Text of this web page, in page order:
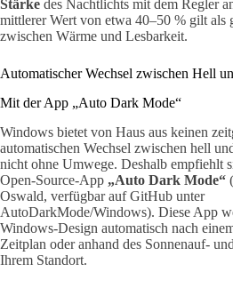
Stärke des Nachtlichts mit dem Regler
mittlerer Wert von etwa 40–50 % gilt als
zwischen Wärme und Lesbarkeit.
Automatischer Wechsel zwischen Hell
Mit der App „Auto Dark Mode“
Windows bietet von Haus aus keinen
automatischen Wechsel zwischen hell
nicht ohne Umwege. Deshalb empfiehlt
Open-Source-App „Auto Dark Mode“
Oswald, verfügbar auf GitHub unter
AutoDarkMode/Windows). Diese App
Windows-Design automatisch nach
Zeitplan oder anhand des Sonnenauf-
Ihrem Standort.